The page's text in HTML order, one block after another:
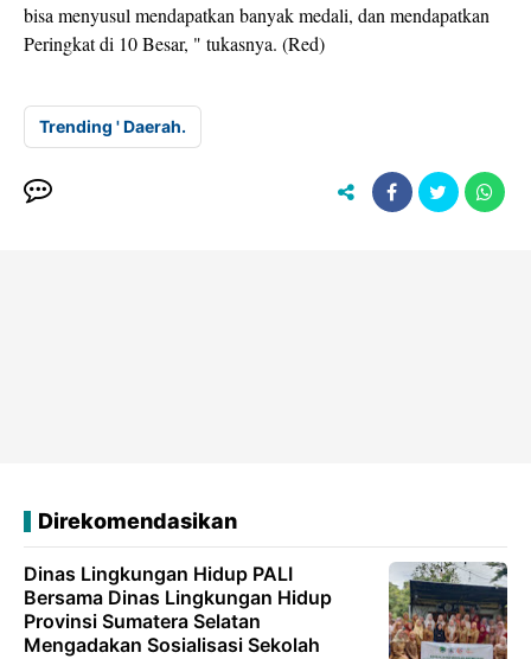
bisa menyusul mendapatkan banyak medali, dan mendapatkan
Peringkat di 10 Besar, " tukasnya. (Red)
Trending ' Daerah.
Direkomendasikan
Dinas Lingkungan Hidup PALI
Bersama Dinas Lingkungan Hidup
Provinsi Sumatera Selatan
Mengadakan Sosialisasi Sekolah